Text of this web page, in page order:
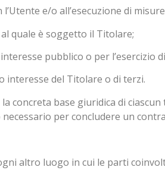
e/o all’esecuzione di
quale è soggetto il Titolare;
pubblico o per
interesse del Titolare o di terzi.
concreta base giuridica di
per concludere un
altro luogo in cui le parti